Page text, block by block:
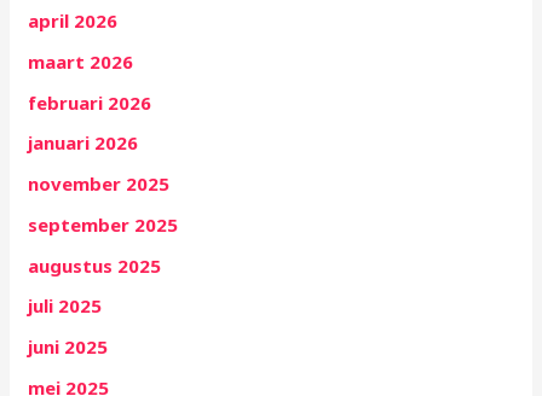
april 2026
maart 2026
februari 2026
januari 2026
november 2025
september 2025
augustus 2025
juli 2025
juni 2025
mei 2025